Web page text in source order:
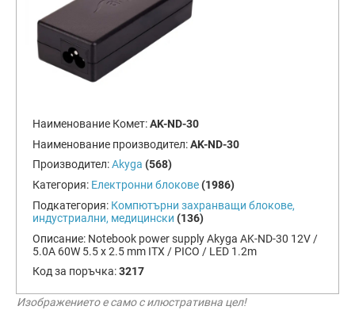
Наименование Комет:AK-ND-30
Наименование производител:AK-ND-30
Производител:Akyga (568)
Категория: Електронни блокове (1986)
Подкатегория: Компютърни захранващи блокове,
индустриални, медицински (136)
Описание: Notebook power supply Akyga AK-ND-30 12V /
5.0A 60W 5.5 x 2.5 mm ITX / PICO / LED 1.2m
Код за поръчка:3217
Изображението е само с илюстративна цел!